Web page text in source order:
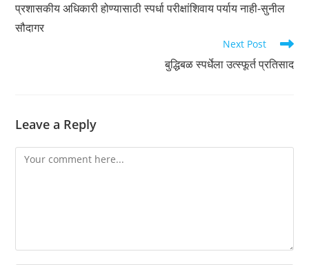
articles
प्रशासकीय अधिकारी होण्यासाठी स्पर्धा परीक्षांशिवाय पर्याय नाही-सुनील
सौदागर
Next Post
बुद्धिबळ स्पर्धेला उत्स्फूर्त प्रतिसाद
Leave a Reply
Comment